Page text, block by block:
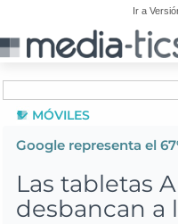
Ir a
MÓVILES
Google representa el
Las tabletas
desbancan a